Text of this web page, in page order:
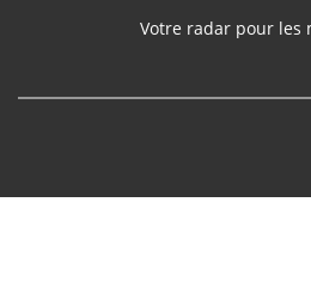
Votre radar pour les